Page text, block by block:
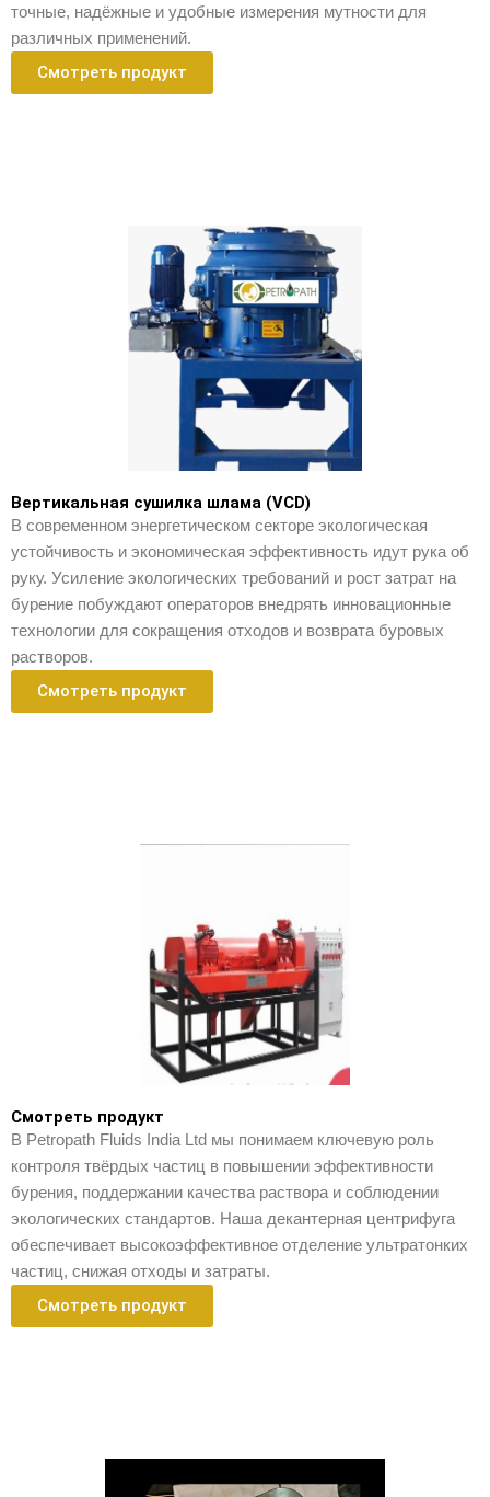
точные, надёжные и удобные измерения мутности для
различных применений.
Смотреть продукт
Вертикальная сушилка шлама (VCD)
В современном энергетическом секторе экологическая
устойчивость и экономическая эффективность идут рука об
руку. Усиление экологических требований и рост затрат на
бурение побуждают операторов внедрять инновационные
технологии для сокращения отходов и возврата буровых
растворов.
Смотреть продукт
Смотреть продукт
В Petropath Fluids India Ltd мы понимаем ключевую роль
контроля твёрдых частиц в повышении эффективности
бурения, поддержании качества раствора и соблюдении
экологических стандартов. Наша декантерная центрифуга
обеспечивает высокоэффективное отделение ультратонких
частиц, снижая отходы и затраты.
Смотреть продукт